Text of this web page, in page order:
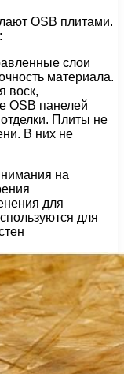
OSB плитами.
слои
материала.
воск,
OSB панелей
Плиты не
В них не
на
для
для